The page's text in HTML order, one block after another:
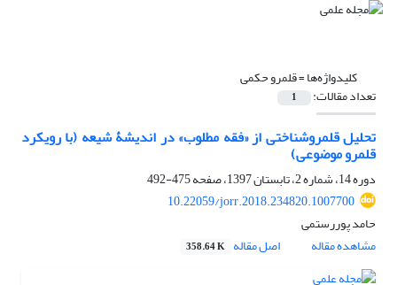
کلیدواژه‌ها =قلمرو حکمی
تعداد مقالات: 1
تحلیل قلمروشناختی از «فقه مطلوب» در اندیشۀ شیعه (با رویکرد
قلمرو موضوعی)
دوره 14، شماره 2، تابستان 1397، صفحه
475-492
10.22059/jorr.2018.234820.1007700
حامد پوررستمی
مشاهده مقاله
اصل مقاله 358.64 K